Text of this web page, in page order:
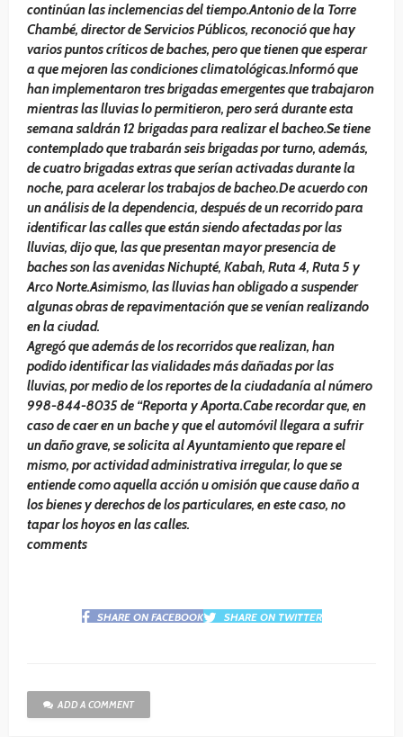
continúan las inclemencias del tiempo.Antonio de la Torre
Chambé, director de Servicios Públicos, reconoció que hay
varios puntos críticos de baches, pero que tienen que esperar
a que mejoren las condiciones climatológicas.Informó que
han implementaron tres brigadas emergentes que trabajaron
mientras las lluvias lo permitieron, pero será durante esta
semana saldrán 12 brigadas para realizar el bacheo.Se tiene
contemplado que trabarán seis brigadas por turno, además,
de cuatro brigadas extras que serían activadas durante la
noche, para acelerar los trabajos de bacheo.De acuerdo con
un análisis de la dependencia, después de un recorrido para
identificar las calles que están siendo afectadas por las
lluvias, dijo que, las que presentan mayor presencia de
baches son las avenidas Nichupté, Kabah, Ruta 4, Ruta 5 y
Arco Norte.Asimismo, las lluvias han obligado a suspender
algunas obras de repavimentación que se venían realizando
en la ciudad.
Agregó que además de los recorridos que realizan, han
podido identificar las vialidades más dañadas por las
lluvias, por medio de los reportes de la ciudadanía al número
998-844-8035 de “Reporta y Aporta.Cabe recordar que, en
caso de caer en un bache y que el automóvil llegara a sufrir
un daño grave, se solicita al Ayuntamiento que repare el
mismo, por actividad administrativa irregular, lo que se
entiende como aquella acción u omisión que cause daño a
los bienes y derechos de los particulares, en este caso, no
tapar los hoyos en las calles.
comments
SHARE ON FACEBOOK SHARE ON TWITTER
ADD A COMMENT